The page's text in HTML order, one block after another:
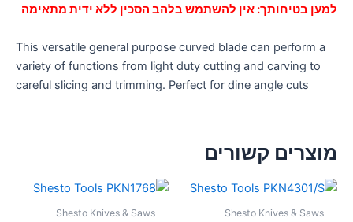
למען בטיחותך: אין להשתמש בלהב הסכין ללא ידית מתאימה
This versatile general purpose curved blade can perform a
variety of functions from light duty cutting and carving to
careful slicing and trimming. Perfect for dine angle cuts
מוצרים קשורים
Shesto Knives & Saws
Shesto Knives & Saws